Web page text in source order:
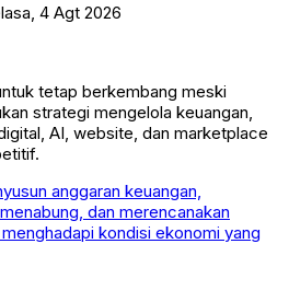
4 Agt 2026
tetap berkembang meski
strategi mengelola keuangan,
AI, website, dan marketplace